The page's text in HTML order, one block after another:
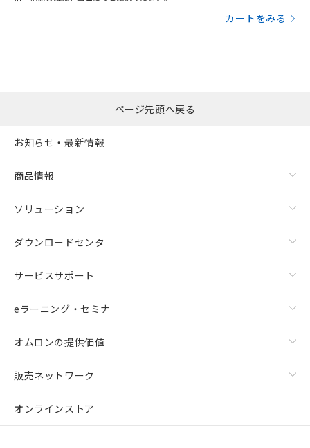
カートをみる
ページ先頭へ戻る
お知らせ・最新情報
商品情報
ソリューション
ダウンロードセンタ
サービスサポート
eラーニング・セミナ
オムロンの提供価値
販売ネットワーク
オンラインストア